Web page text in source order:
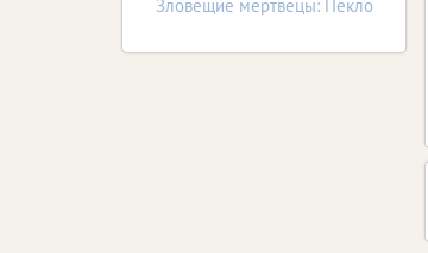
Зловещие мертвецы: Пекло